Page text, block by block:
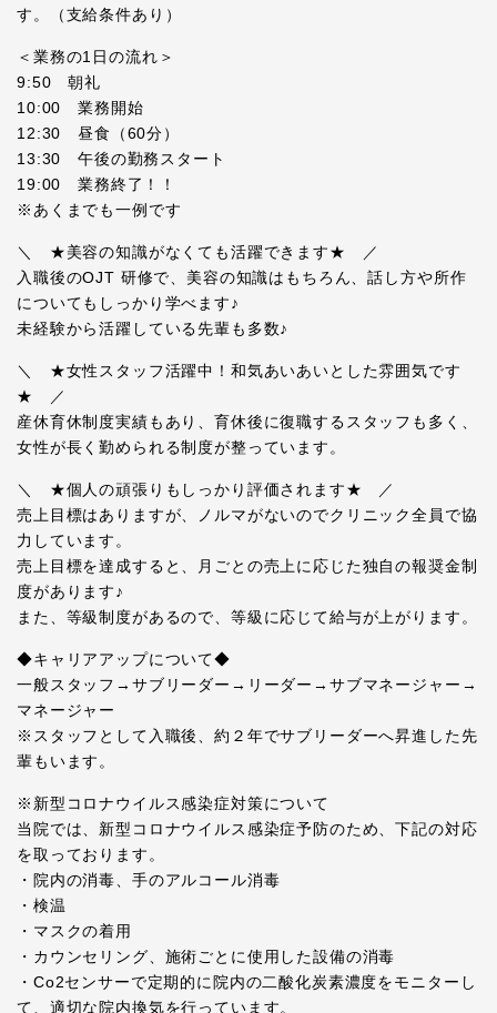
す。（支給条件あり）
＜業務の1日の流れ＞
9:50 朝礼
10:00 業務開始
12:30 昼食（60分）
13:30 午後の勤務スタート
19:00 業務終了！！
※あくまでも一例です
＼ ★美容の知識がなくても活躍できます★ ／
入職後のOJT 研修で、美容の知識はもちろん、話し方や所作
についてもしっかり学べます♪
未経験から活躍している先輩も多数♪
＼ ★女性スタッフ活躍中！和気あいあいとした雰囲気です
★ ／
産休育休制度実績もあり、育休後に復職するスタッフも多く、
女性が長く勤められる制度が整っています。
＼ ★個人の頑張りもしっかり評価されます★ ／
売上目標はありますが、ノルマがないのでクリニック全員で協
力しています。
売上目標を達成すると、月ごとの売上に応じた独自の報奨金制
度があります♪
また、等級制度があるので、等級に応じて給与が上がります。
◆キャリアアップについて◆
一般スタッフ→サブリーダー→リーダー→サブマネージャー→
マネージャー
※スタッフとして入職後、約２年でサブリーダーへ昇進した先
輩もいます。
※新型コロナウイルス感染症対策について
当院では、新型コロナウイルス感染症予防のため、下記の対応
を取っております。
・院内の消毒、手のアルコール消毒
・検温
・マスクの着用
・カウンセリング、施術ごとに使用した設備の消毒
・Co2センサーで定期的に院内の二酸化炭素濃度をモニターし
て、適切な院内換気を行っています。